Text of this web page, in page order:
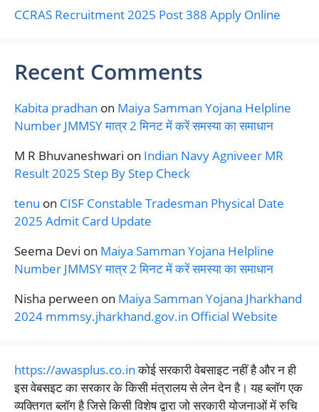
CCRAS Recruitment 2025 Post 388 Apply Online
Recent Comments
Kabita pradhan on Maiya Samman Yojana Helpline
Number JMMSY मात्र 2 मिनट में करें समस्या का समाधान
M R Bhuvaneshwari on Indian Navy Agniveer MR
Result 2025 Step By Step Check
tenu on CISF Constable Tradesman Physical Date
2025 Admit Card Update
Seema Devi on Maiya Samman Yojana Helpline
Number JMMSY मात्र 2 मिनट में करें समस्या का समाधान
Nisha perween on Maiya Samman Yojana Jharkhand
2024 mmmsy.jharkhand.gov.in Official Website
https://awasplus.co.inकोई सरकारी वेबसाइट नहीं है और न ही
इस वेबसइट का सरकार के किसी मंत्रालय से लेन देन है। यह ब्लॉग एक
व्यक्तिगत ब्लॉग है जिसे किसी विशेष द्वारा जो सरकारी योजनाओं में रुचि